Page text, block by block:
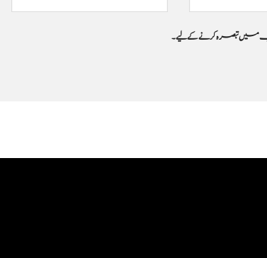
جب میں تبصرہ کرنے کےلیے۔